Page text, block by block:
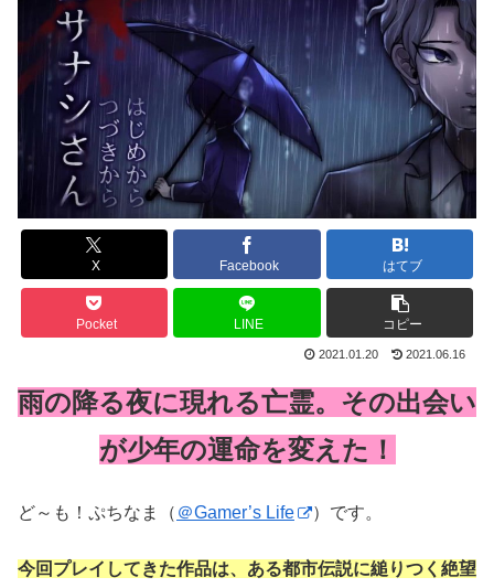
X Facebook はてブ
Pocket LINE コピー
2021.01.20 2021.06.16
雨の降る夜に現れる亡霊。その出会い
が少年の運命を変えた！
ど～も！ぷちなま（ ＠Gamer’s Life ）です。
今回プレイしてきた作品は、ある都市伝説に縋りつく絶望